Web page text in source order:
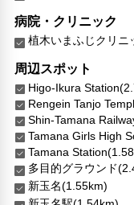
病院・クリニック
植木いまふじクリニ
周辺スポット
Higo-Ikura
Rengein Tanjo
Shin-Tamana
Tamana Girls High
Tamana
多目的グラウンド
新玉名(1.55km)